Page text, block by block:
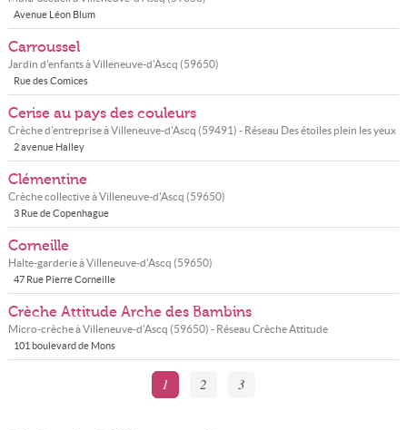
Avenue Léon Blum
Carroussel
Jardin d'enfants àVilleneuve-d'Ascq (59650)
Rue des Comices
Cerise au pays des couleurs
Crèche d'entreprise àVilleneuve-d'Ascq (59491) - Réseau Des étoiles plein les yeux
2 avenue Halley
Clémentine
Crèche collective àVilleneuve-d'Ascq (59650)
3 Rue de Copenhague
Corneille
Halte-garderie àVilleneuve-d'Ascq (59650)
47 Rue Pierre Corneille
Crèche Attitude Arche des Bambins
Micro-crèche àVilleneuve-d'Ascq (59650) - Réseau Crèche Attitude
101 boulevard de Mons
1 2 3